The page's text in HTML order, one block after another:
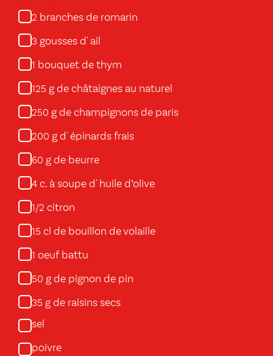
2 branches de romarin
3 gousses d' ail
1 bouquet de thym
125 g de châtaignes au naturel
250 g de champignons de paris
200 g d' épinards frais
60 g de beurre
4 c. à soupe d' huile d’olive
1/2 citron
15 cl de bouillon de volaille
1 oeuf battu
50 g de pignon de pin
35 g de raisins secs
sel
poivre